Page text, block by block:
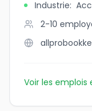
Industrie:
2-10
Voir les emplois